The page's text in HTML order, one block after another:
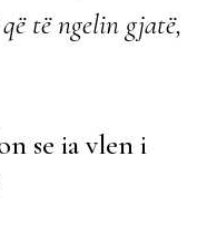
të ngelin gjatë,
se ia vlen i